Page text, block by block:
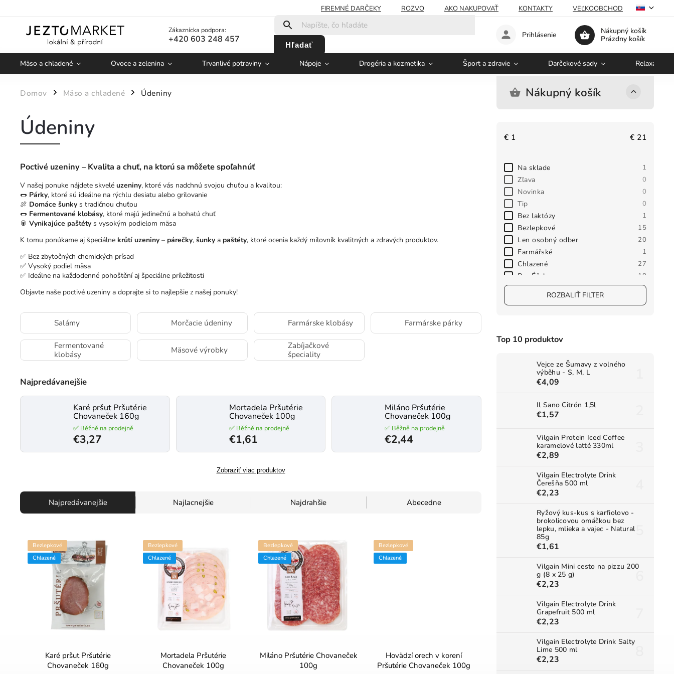
FIREMNÉ DARČEKY ROZVO AKO NAKUPOVAŤ KONTAKTY VEĽKOOBCHOD
Zákaznícka podpora:
+420 603 248 457
Hľadať
Nákupný košík
Prázdny košík
Prihlásenie
Mäso a chladené Ovoce a zelenina Trvanlivé potraviny Nápoje Drogéria a kozmetika Šport a zdravie Darčekové sady Relaxácia a
Domov / Mäso a chladené / Údeniny Nákupný košík
€ 1 € 21
Na sklade 1
Zľava 0
Novinka 0
Tip 0
Bez laktózy 1
Bezlepkové 15
Len osobný odber 20
Farmářské 1
Chlazené 27
Bez Éček 10
ROZBALIŤ FILTER
Top 10 produktov
Vejce ze Šumavy z volného
výběhu - S, M, L
€4,09
Il Sano Citrón 1,5l
€1,57
Vilgain Protein Iced Coffee
karamelové latté 330ml
€2,89
Vilgain Electrolyte Drink
Čerešňa 500 ml
€2,23
Ryžový kus-kus s karfiolovo -
brokolicovou omáčkou bez
lepku, mlieka a vajec - Natural
85g
€1,61
Vilgain Mini cesto na pizzu 200
g (8 x 25 g)
€2,23
Vilgain Electrolyte Drink
Grapefruit 500 ml
€2,23
Vilgain Electrolyte Drink Salty
Lime 500 ml
€2,23
Údeniny
Poctivé uzeniny – Kvalita a chuť, na ktorú sa môžete spoľahnúť
V našej ponuke nájdete skvelé uzeniny, ktoré vás nadchnú svojou chuťou a kvalitou:
🌭 Párky, ktoré sú ideálne na rýchlu desiatu alebo grilovanie
🍖 Domáce šunky s tradičnou chuťou
🌭 Fermentované klobásy, ktoré majú jedinečnú a bohatú chuť
🥫 Vynikajúce paštéty s vysokým podielom mäsa
K tomu ponúkame aj špeciálne krůtí uzeniny – párečky, šunky a paštéty, ktoré ocenia každý milovník kvalitných a zdravých produktov.
✅ Bez zbytočných chemických prísad
✅ Vysoký podiel mäsa
✅ Ideálne na každodenné pohoštění aj špeciálne príležitosti
Objavte naše poctivé uzeniny a doprajte si to najlepšie z našej ponuky!
Salámy Morčacie údeniny Farmárske klobásy Farmárske párky
Fermentované
klobásy
Mäsové výrobky
Zabíjačkové
špeciality
Najpredávanejšie
Karé pršut Pršutérie
Chovaneček 160g
✅ Běžně na prodejně
€3,27
Mortadela Pršutérie
Chovaneček 100g
✅ Běžně na prodejně
€1,61
Miláno Pršutérie
Chovaneček 100g
✅ Běžně na prodejně
€2,44
Zobraziť viac produktov
Najpredávanejšie Najlacnejšie Najdrahšie Abecedne
Bezlepkové
Chlazené
Karé pršut Pršutérie
Chovaneček 160g
Bezlepkové
Chlazené
Mortadela Pršutérie
Chovaneček 100g
Bezlepkové
Chlazené
Miláno Pršutérie Chovaneček
100g
Bezlepkové
Chlazené
Hovädzí orech v korení
Pršutérie Chovaneček 100g